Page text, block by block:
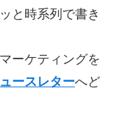
と時系列で書き
ーケティングを
ースレターへど